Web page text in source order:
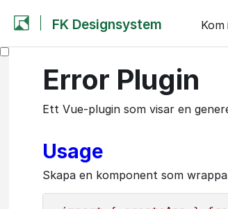
FK Designsystem Kom
Error Plugin
Ett Vue-plugin som visar en
Usage
Skapa en komponent som